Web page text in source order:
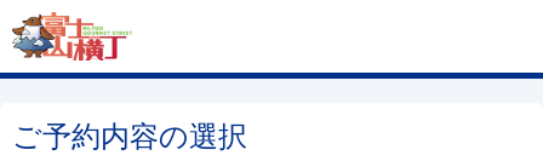
ご予約内容の選択